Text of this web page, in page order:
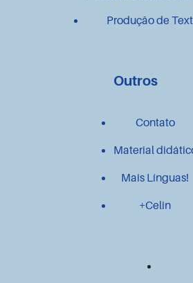
Produção de
Outros
Contato
Material
Mais Línguas!
+Celin